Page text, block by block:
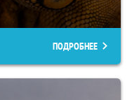
ПОДРОБНЕЕ